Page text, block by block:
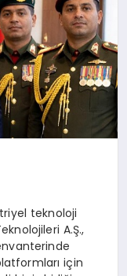
teknoloji
A.Ş.,
için